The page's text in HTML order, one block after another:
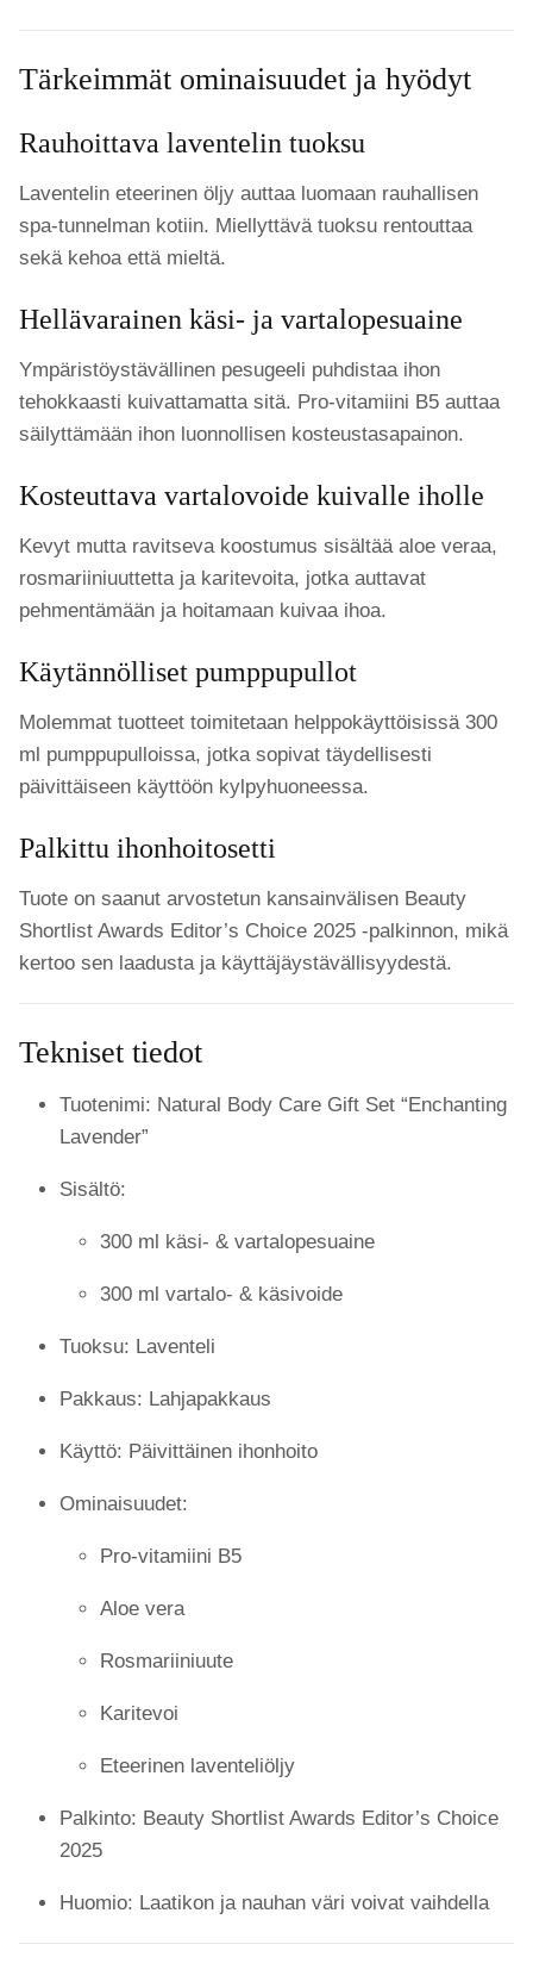
Tärkeimmät ominaisuudet ja hyödyt
Rauhoittava laventelin tuoksu
Laventelin eteerinen öljy auttaa luomaan rauhallisen
spa-tunnelman kotiin. Miellyttävä tuoksu rentouttaa
sekä kehoa että mieltä.
Hellävarainen käsi- ja vartalopesuaine
Ympäristöystävällinen pesugeeli puhdistaa ihon
tehokkaasti kuivattamatta sitä. Pro-vitamiini B5 auttaa
säilyttämään ihon luonnollisen kosteustasapainon.
Kosteuttava vartalovoide kuivalle iholle
Kevyt mutta ravitseva koostumus sisältää aloe veraa,
rosmariiniuuttetta ja karitevoita, jotka auttavat
pehmentämään ja hoitamaan kuivaa ihoa.
Käytännölliset pumppupullot
Molemmat tuotteet toimitetaan helppokäyttöisissä 300
ml pumppupulloissa, jotka sopivat täydellisesti
päivittäiseen käyttöön kylpyhuoneessa.
Palkittu ihonhoitosetti
Tuote on saanut arvostetun kansainvälisen Beauty
Shortlist Awards Editor’s Choice 2025 -palkinnon, mikä
kertoo sen laadusta ja käyttäjäystävällisyydestä.
Tekniset tiedot
Tuotenimi: Natural Body Care Gift Set “Enchanting
Lavender”
Sisältö:
300 ml käsi- & vartalopesuaine
300 ml vartalo- & käsivoide
Tuoksu: Laventeli
Pakkaus: Lahjapakkaus
Käyttö: Päivittäinen ihonhoito
Ominaisuudet:
Pro-vitamiini B5
Aloe vera
Rosmariiniuute
Karitevoi
Eteerinen laventeliöljy
Palkinto: Beauty Shortlist Awards Editor’s Choice
2025
Huomio: Laatikon ja nauhan väri voivat vaihdella